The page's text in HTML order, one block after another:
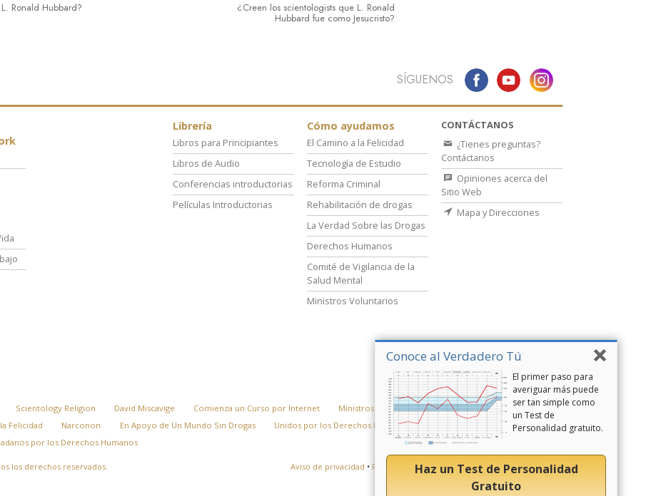
Ronald Hubbard? ¿Creen los scientologists que L. Ronald
Hubbard fue como Jesucristo?
Conoce al Verdadero Tú
El primer paso para
averiguar más puede
ser tan simple como
un Test de
Personalidad gratuito.
Haz un Test de Personalidad
Gratuito
SÍGUENOS
Librería
Libros para Principiantes
Libros de Audio
Conferencias introductorias
Películas Introductorias
Cómo ayudamos
El Camino a la Felicidad
Tecnología de Estudio
Reforma Criminal
Rehabilitación de drogas
La Verdad Sobre las Drogas
Derechos Humanos
Comité de Vigilancia de la
Salud Mental
Ministros Voluntarios
CONTÁCTANOS
¿Tienes preguntas?
Contáctanos
Opiniones acerca del
Sitio Web
Mapa y Direcciones
Scientology Religion David Miscavige Comienza un Curso por Internet
Ministros Voluntarios de Scientology
Felicidad Narconon En Apoyo de Un Mundo Sin Drogas
Unidos por los Derechos Humanos
por los Derechos Humanos
los derechos reservados. Aviso de privacidad • Política de cookies•Términos de uso•Aviso legal